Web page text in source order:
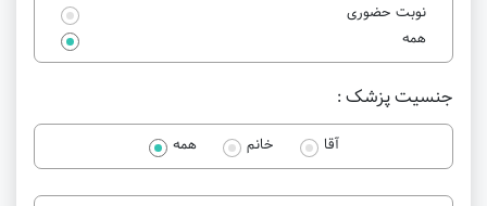
نوبت حضوری
همه
جنسیت پزشک :
آقا خانم همه